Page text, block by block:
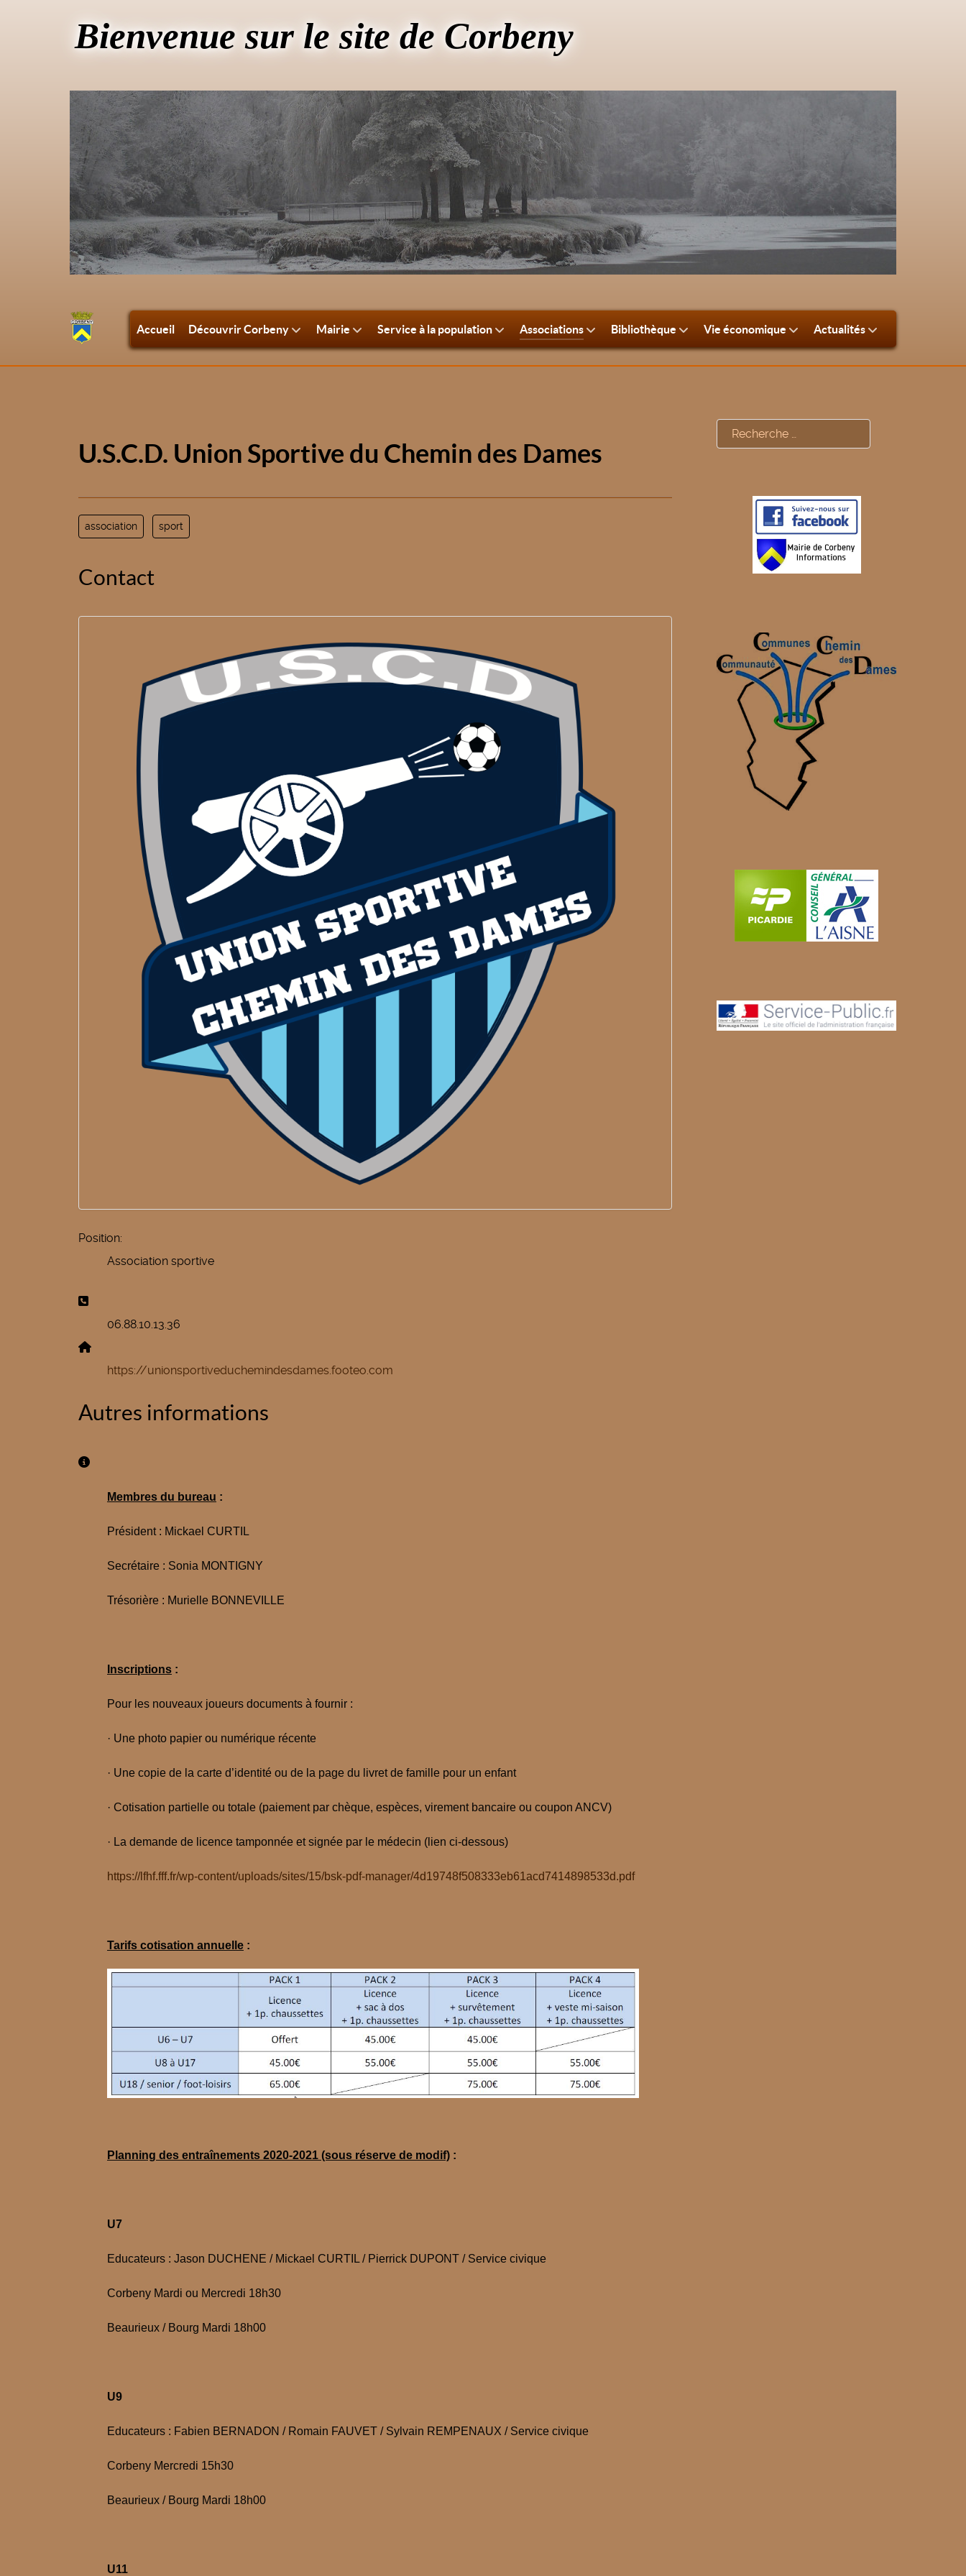
Bienvenue sur le site de Corbeny
Accueil Découvrir Corbeny Mairie Service à la population Associations Bibliothèque Vie économique Actualités
U.S.C.D. Union Sportive du Chemin des Dames
association sport
Contact
Position:
Association sportive
Téléphone:
06.88.10.13.36
Site Web:
https://unionsportiveduchemindesdames.footeo.com
Autres informations
Autres informations
Membres du bureau :
Président : Mickael CURTIL
Secrétaire : Sonia MONTIGNY
Trésorière : Murielle BONNEVILLE
Inscriptions :
Pour les nouveaux joueurs documents à fournir :
· Une photo papier ou numérique récente
· Une copie de la carte d’identité ou de la page du livret de famille pour un enfant
· Cotisation partielle ou totale (paiement par chèque, espèces, virement bancaire ou coupon ANCV)
· La demande de licence tamponnée et signée par le médecin (lien ci-dessous)
https://lfhf.fff.fr/wp-content/uploads/sites/15/bsk-pdf-manager/4d19748f508333eb61acd7414898533d.pdf
Tarifs cotisation annuelle :
Planning des entraînements 2020-2021 (sous réserve de modif) :
U7
Educateurs : Jason DUCHENE / Mickael CURTIL / Pierrick DUPONT / Service civique
Corbeny Mardi ou Mercredi 18h30
Beaurieux / Bourg Mardi 18h00
U9
Educateurs : Fabien BERNADON / Romain FAUVET / Sylvain REMPENAUX / Service civique
Corbeny Mercredi 15h30
Beaurieux / Bourg Mardi 18h00
U11
Rechercher